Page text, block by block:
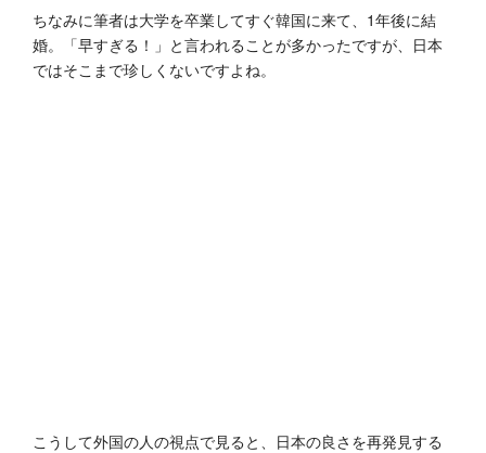
‭ちなみに筆者は大学を卒業してすぐ韓国に来て、1年後に結
婚。「早すぎる！」と言われることが多かったですが、‬‭日本
ではそこまで珍しくないですよね。‬
こうして外国の人の視点で見ると、日本の良さを再発見する